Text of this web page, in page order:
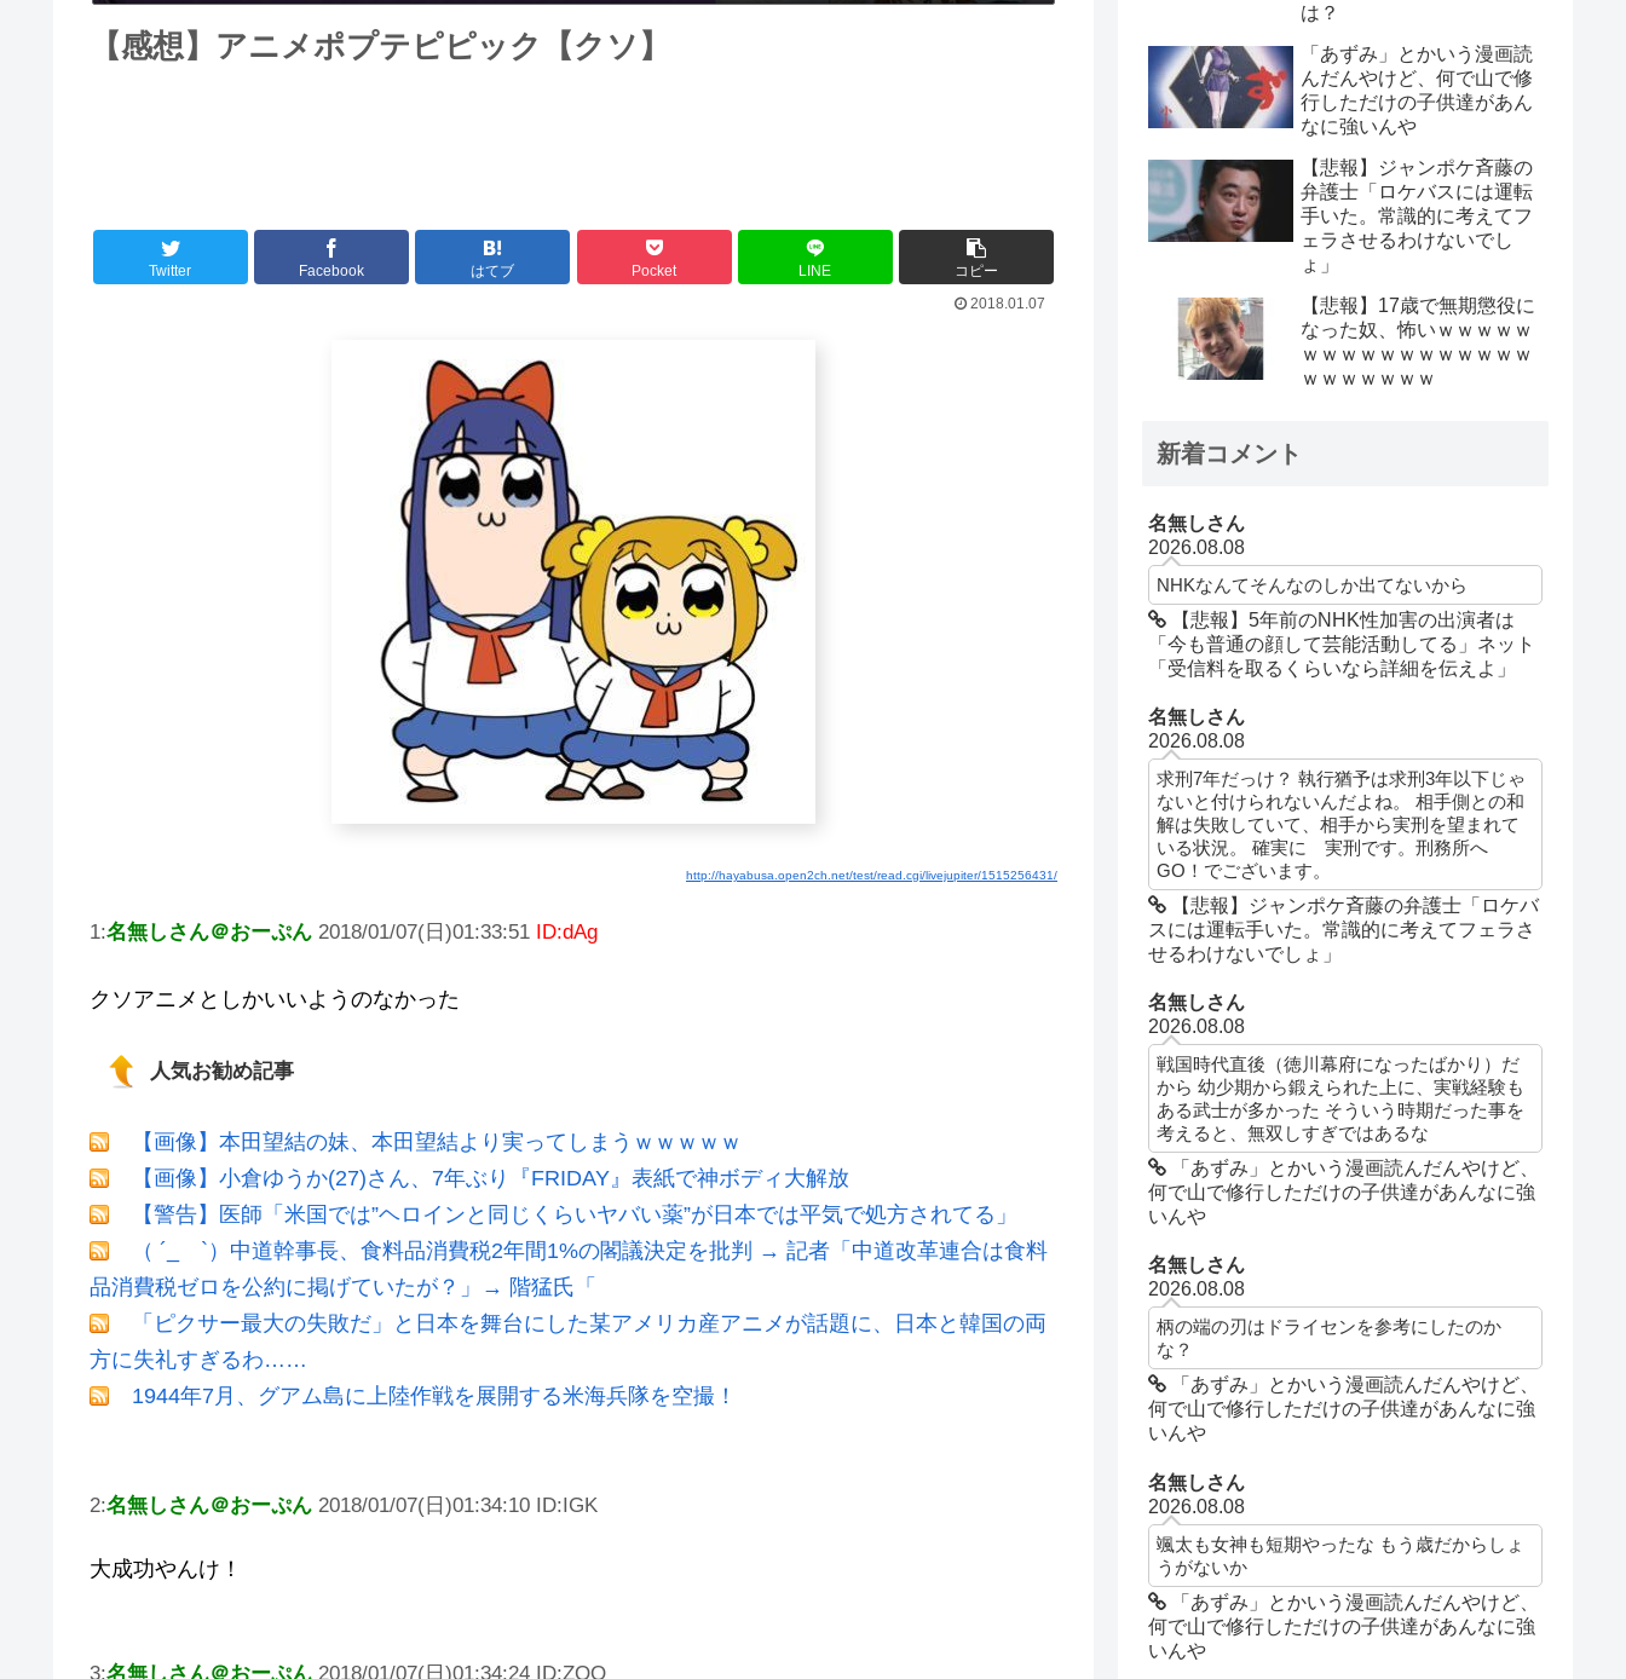
【感想】アニメポプテピピック【クソ】
Twitter Facebook はてブ Pocket LINE
コピー
2018.01.07
http://hayabusa.open2ch.net/test/read.cgi/livejupiter/1515256431/
1:名無しさん＠おーぷん 2018/01/07(日)01:33:51 ID:dAg
クソアニメとしかいいようのなかった
人気お勧め記事
【画像】本田望結の妹、本田望結より実ってしまうｗｗｗｗｗ
【画像】小倉ゆうか(27)さん、7年ぶり『FRIDAY』表紙で神ボディ大解放
【警告】医師「米国では”ヘロインと同じくらいヤバい薬”が日本では平気で処方されてる」
（ ´_ゝ`）中道幹事長、食料品消費税2年間1%の閣議決定を批判 → 記者「中道改革連合は食料
品消費税ゼロを公約に掲げていたが？」→ 階猛氏「
「ピクサー最大の失敗だ」と日本を舞台にした某アメリカ産アニメが話題に、日本と韓国の両
方に失礼すぎるわ……
1944年7月、グアム島に上陸作戦を展開する米海兵隊を空撮！
2:名無しさん＠おーぷん 2018/01/07(日)01:34:10 ID:IGK
大成功やんけ！
3:名無しさん＠おーぷん 2018/01/07(日)01:34:24 ID:ZQQ
は？
「あずみ」とかいう漫画読
んだんやけど、何で山で修
行しただけの子供達があん
なに強いんや
【悲報】ジャンポケ斉藤の
弁護士「ロケバスには運転
手いた。常識的に考えてフ
ェラさせるわけないでし
ょ」
【悲報】17歳で無期懲役に
なった奴、怖いｗｗｗｗｗ
ｗｗｗｗｗｗｗｗｗｗｗｗ
ｗｗｗｗｗｗｗ
新着コメント
名無しさん
2026.08.08
NHKなんてそんなのしか出てないから
【悲報】5年前のNHK性加害の出演者は
「今も普通の顔して芸能活動してる」ネット
「受信料を取るくらいなら詳細を伝えよ」
名無しさん
2026.08.08
求刑7年だっけ？ 執行猶予は求刑3年以下じゃ
ないと付けられないんだよね。 相手側との和
解は失敗していて、相手から実刑を望まれて
いる状況。 確実に 実刑です。刑務所へ
GO！でございます。
【悲報】ジャンポケ斉藤の弁護士「ロケバ
スには運転手いた。常識的に考えてフェラさ
せるわけないでしょ」
名無しさん
2026.08.08
戦国時代直後（徳川幕府になったばかり）だ
から 幼少期から鍛えられた上に、実戦経験も
ある武士が多かった そういう時期だった事を
考えると、無双しすぎではあるな
「あずみ」とかいう漫画読んだんやけど、
何で山で修行しただけの子供達があんなに強
いんや
名無しさん
2026.08.08
柄の端の刃はドライセンを参考にしたのか
な？
「あずみ」とかいう漫画読んだんやけど、
何で山で修行しただけの子供達があんなに強
いんや
名無しさん
2026.08.08
颯太も女神も短期やったな もう歳だからしょ
うがないか
「あずみ」とかいう漫画読んだんやけど、
何で山で修行しただけの子供達があんなに強
いんや